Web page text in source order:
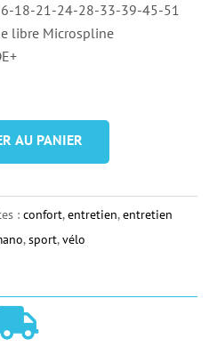
18-21-24-28-33-39-45-51
libre Microspline
AU PANIER
:confort,entretien,entretien
,sport,vélo